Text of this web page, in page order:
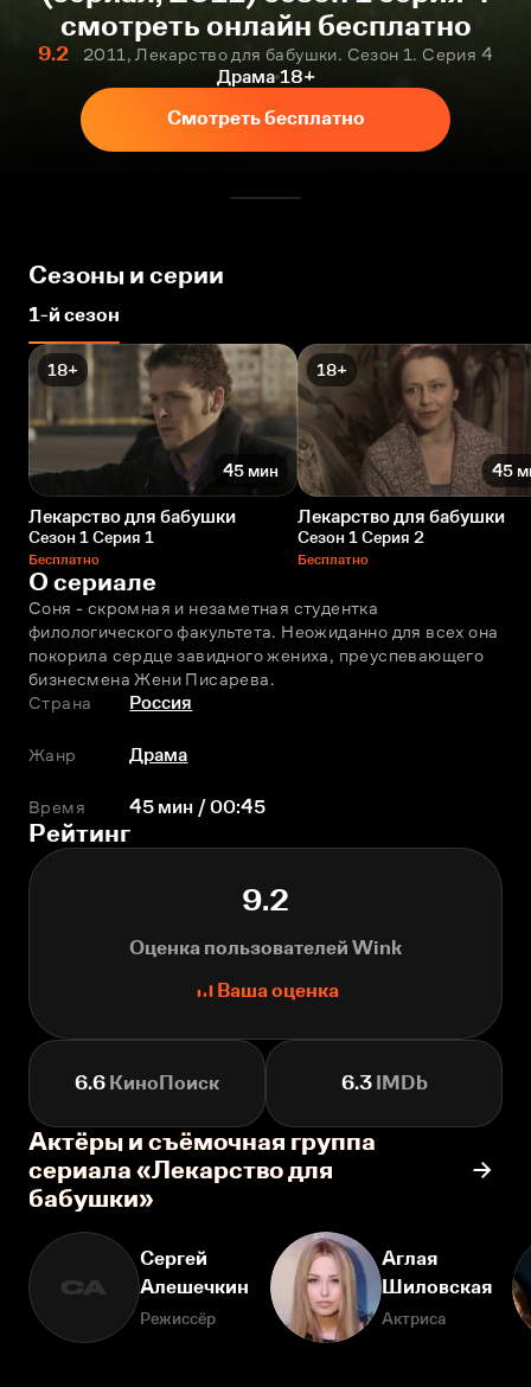
смотреть онлайн бесплатно
9.2
2011, Лекарство для бабушки. Сезон 1. Серия 4
Драма 18+
Смотреть бесплатно
Сезоны и серии
1-й сезон
18+
45 мин
Лекарство для бабушки
Сезон 1 Серия 1
Бесплатно
18+
45
Лекарство для бабушки
Сезон 1 Серия 2
Бесплатно
О сериале
Соня - скромная и незаметная студентка
филологического факультета. Неожиданно для всех она
покорила сердце завидного жениха, преуспевающего
бизнесмена Жени Писарева.
Страна
Россия
Жанр Драма
Время 45 мин / 00:45
Рейтинг
9.2
Оценка пользователей Wink
Ваша оценка
6.6 КиноПоиск 6.3IMDb
Актёры и съёмочная группа
сериала «Лекарство для
бабушки»
СА
Сергей
Алешечкин
Режиссёр
Аглая
Шиловская
Актриса